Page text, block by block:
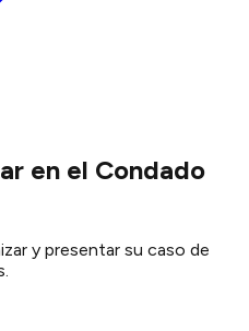
en el Condado
y presentar su caso de